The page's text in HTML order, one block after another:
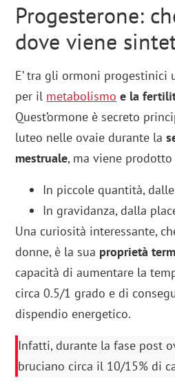
Progesterone:
dove viene
E’ tra gli ormoni
per il metabolismo e la
Quest’ormone è secreto
luteo nelle ovaie durante la
mestruale, ma viene prodotto
In piccole quantità,
In gravidanza, dalla
Una curiosità interessante,
donne, è la sua proprietà
capacità di aumentare la
circa 0.5/1 grado e di
dispendio energetico.
Infatti, durante la fase post
bruciano circa il 10/15% di